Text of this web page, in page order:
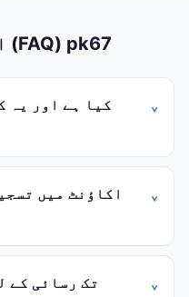
الأسئلة الشائعة (FAQ) pk67